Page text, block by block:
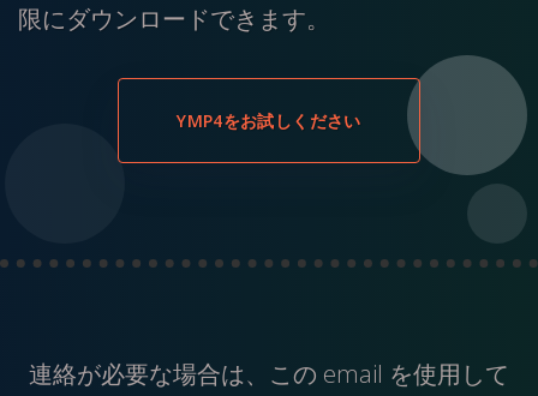
限にダウンロードできます。
YMP4をお試しください
連絡が必要な場合は、この email を使用して